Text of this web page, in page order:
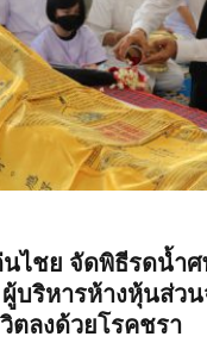
นไชย จัดพิธีรดน้ำ
บริหารห้างหุ้นส่ว
ตลงด้วยโรคชรา